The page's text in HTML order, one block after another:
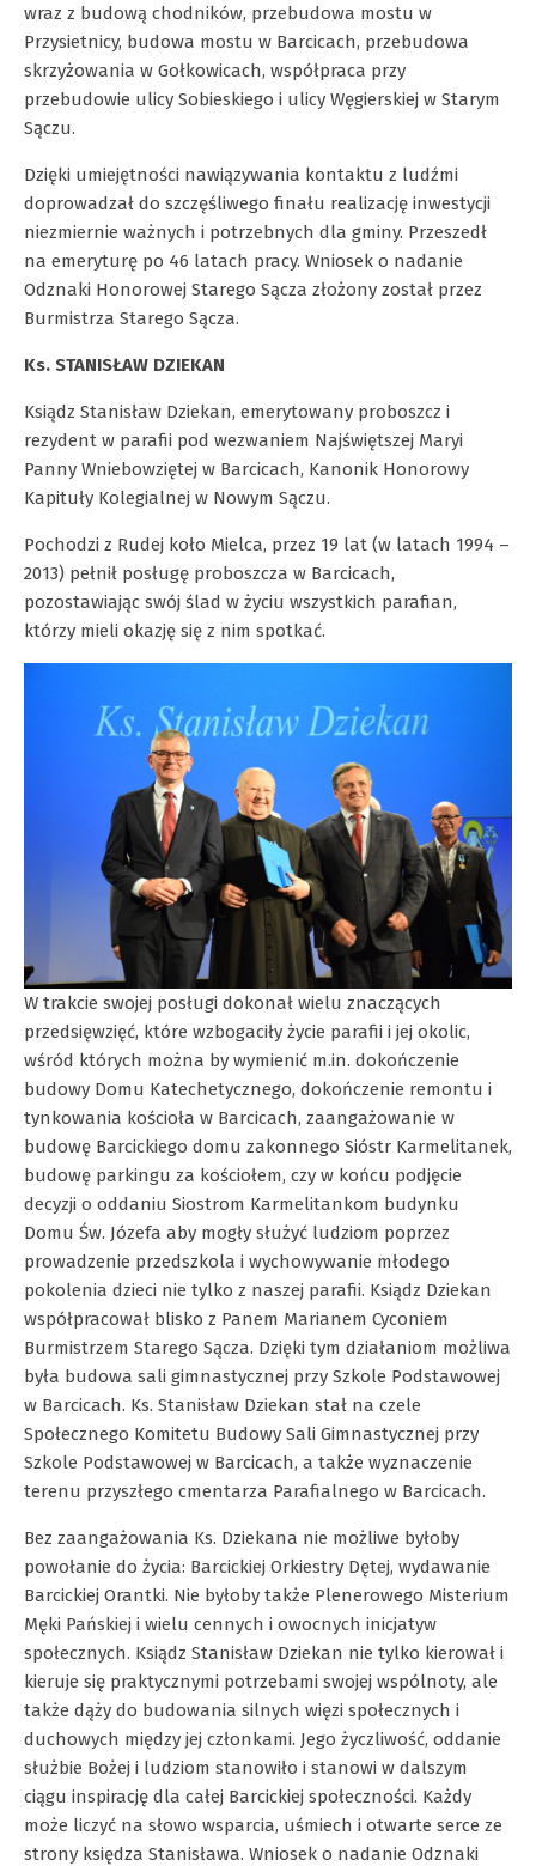
wraz z budową chodników, przebudowa mostu w
Przysietnicy, budowa mostu w Barcicach, przebudowa
skrzyżowania w Gołkowicach, współpraca przy
przebudowie ulicy Sobieskiego i ulicy Węgierskiej w Starym
Sączu.
Dzięki umiejętności nawiązywania kontaktu z ludźmi
doprowadzał do szczęśliwego finału realizację inwestycji
niezmiernie ważnych i potrzebnych dla gminy. Przeszedł
na emeryturę po 46 latach pracy. Wniosek o nadanie
Odznaki Honorowej Starego Sącza złożony został przez
Burmistrza Starego Sącza.
Ks. STANISŁAW DZIEKAN
Ksiądz Stanisław Dziekan, emerytowany proboszcz i
rezydent w parafii pod wezwaniem Najświętszej Maryi
Panny Wniebowziętej w Barcicach, Kanonik Honorowy
Kapituły Kolegialnej w Nowym Sączu.
Pochodzi z Rudej koło Mielca, przez 19 lat (w latach 1994 –
2013) pełnił posługę proboszcza w Barcicach,
pozostawiając swój ślad w życiu wszystkich parafian,
którzy mieli okazję się z nim spotkać.
W trakcie swojej posługi dokonał wielu znaczących
przedsięwzięć, które wzbogaciły życie parafii i jej okolic,
wśród których można by wymienić m.in. dokończenie
budowy Domu Katechetycznego, dokończenie remontu i
tynkowania kościoła w Barcicach, zaangażowanie w
budowę Barcickiego domu zakonnego Sióstr Karmelitanek,
budowę parkingu za kościołem, czy w końcu podjęcie
decyzji o oddaniu Siostrom Karmelitankom budynku
Domu Św. Józefa aby mogły służyć ludziom poprzez
prowadzenie przedszkola i wychowywanie młodego
pokolenia dzieci nie tylko z naszej parafii. Ksiądz Dziekan
współpracował blisko z Panem Marianem Cyconiem
Burmistrzem Starego Sącza. Dzięki tym działaniom możliwa
była budowa sali gimnastycznej przy Szkole Podstawowej
w Barcicach. Ks. Stanisław Dziekan stał na czele
Społecznego Komitetu Budowy Sali Gimnastycznej przy
Szkole Podstawowej w Barcicach, a także wyznaczenie
terenu przyszłego cmentarza Parafialnego w Barcicach.
Bez zaangażowania Ks. Dziekana nie możliwe byłoby
powołanie do życia: Barcickiej Orkiestry Dętej, wydawanie
Barcickiej Orantki. Nie byłoby także Plenerowego Misterium
Męki Pańskiej i wielu cennych i owocnych inicjatyw
społecznych. Ksiądz Stanisław Dziekan nie tylko kierował i
kieruje się praktycznymi potrzebami swojej wspólnoty, ale
także dąży do budowania silnych więzi społecznych i
duchowych między jej członkami. Jego życzliwość, oddanie
służbie Bożej i ludziom stanowiło i stanowi w dalszym
ciągu inspirację dla całej Barcickiej społeczności. Każdy
może liczyć na słowo wsparcia, uśmiech i otwarte serce ze
strony księdza Stanisława. Wniosek o nadanie Odznaki